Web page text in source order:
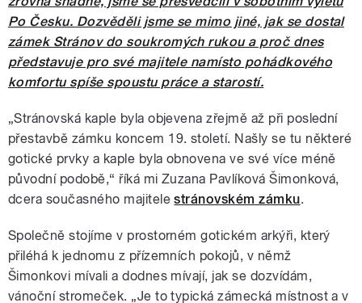
Po Česku. Dozvěděli jsme se mimo jiné, jak se dostal
zámek Stránov do soukromých rukou a proč dnes
představuje pro své majitele namísto pohádkového
komfortu spíše spoustu práce a starostí.
„Stránovská kaple byla objevena zřejmě až při poslední
přestavbě zámku koncem 19. století. Našly se tu některé
gotické prvky a kaple byla obnovena ve své více méně
původní podobě,“ říká mi Zuzana Pavlíková Šimonková,
dcera současného majitelestránovském zámku.
Společně stojíme v prostorném gotickém arkýři, který
přiléhá k jednomu z přízemních pokojů, v němž
Šimonkovi mívali a dodnes mívají, jak se dozvídám,
vánoční stromeček. „Je to typická zámecká místnost a v